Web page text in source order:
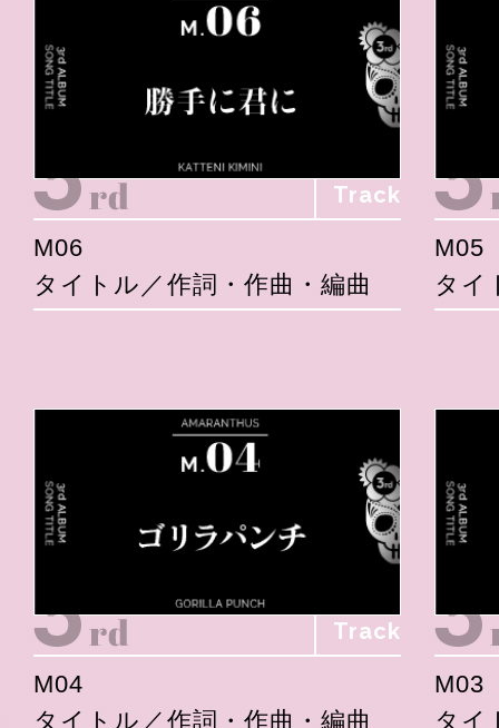
Track
M06
タイトル／作詞・作曲・編曲
M05
タイ
Track
M04
タイトル／作詞・作曲・編曲
M03
タイ